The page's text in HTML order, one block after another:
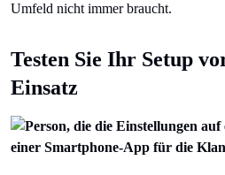
Umfeld nicht immer braucht.
Testen Sie Ihr Setup
Einsatz